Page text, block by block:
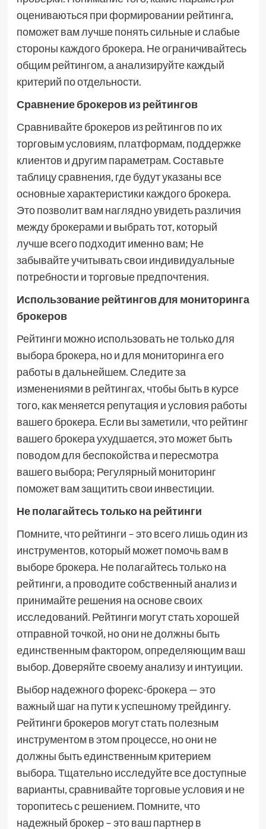
оцениваються при формировании рейтинга,
поможет вам лучше понять сильные и слабые
стороны каждого брокера. Не ограничивайтесь
общим рейтингом, а анализируйте каждый
критерий по отдельности.
Сравнение брокеров из рейтингов
Сравнивайте брокеров из рейтингов по их
торговым условиям, платформам, поддержке
клиентов и другим параметрам. Составьте
таблицу сравнения, где будут указаны все
основные характеристики каждого брокера.
Это позволит вам наглядно увидеть различия
между брокерами и выбрать тот, который
лучше всего подходит именно вам; Не
забывайте учитывать свои индивидуальные
потребности и торговые предпочтения.
Использование рейтингов для мониторинга
брокеров
Рейтинги можно использовать не только для
выбора брокера, но и для мониторинга его
работы в дальнейшем. Следите за
изменениями в рейтингах, чтобы быть в курсе
того, как меняется репутация и условия работы
вашего брокера. Если вы заметили, что рейтинг
вашего брокера ухудшается, это может быть
поводом для беспокойства и пересмотра
вашего выбора; Регулярный мониторинг
поможет вам защитить свои инвестиции.
Не полагайтесь только на рейтинги
Помните, что рейтинги – это всего лишь один из
инструментов, который может помочь вам в
выборе брокера. Не полагайтесь только на
рейтинги, а проводите собственный анализ и
принимайте решения на основе своих
исследований. Рейтинги могут стать хорошей
отправной точкой, но они не должны быть
единственным фактором, определяющим ваш
выбор. Доверяйте своему анализу и интуиции.
Выбор надежного форекс-брокера — это
важный шаг на пути к успешному трейдингу.
Рейтинги брокеров могут стать полезным
инструментом в этом процессе, но они не
должны быть единственным критерием
выбора. Тщательно исследуйте все доступные
варианты, сравнивайте торговые условия и не
торопитесь с решением. Помните, что
надежный брокер – это ваш партнер в